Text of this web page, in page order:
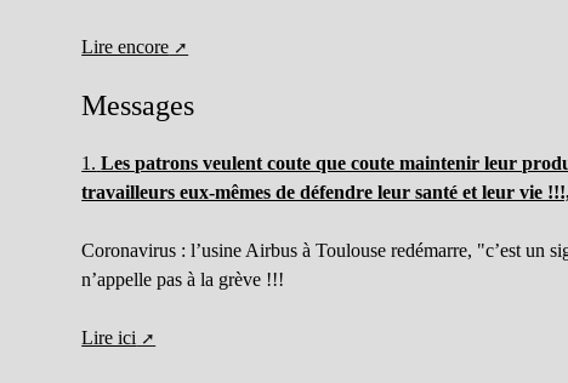
Lire encore
Messages
1. Les patrons veulent coute que coute maintenir leur
travailleurs eux-mêmes de défendre leur santé et leur vie
Coronavirus : l’usine Airbus à Toulouse redémarre, "c’est un
n’appelle pas à la grève !!!
Lire ici